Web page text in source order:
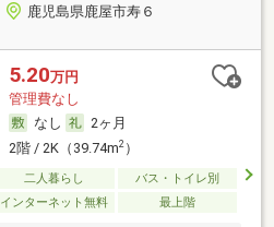
鹿児島県鹿屋市寿６
5.20万円
管理費なし
なし
2ヶ月
2階 / 2K（39.74m2）
二人暮らし
バス・トイレ別
インターネット無料 最上階